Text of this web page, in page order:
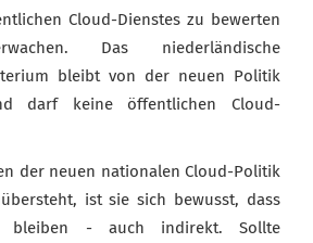
Cloud-Dienstes zu bewerten
Das niederländische
bleibt von der neuen Politik
darf keine öffentlichen Cloud-
der neuen nationalen Cloud-Politik
ist sie sich bewusst, dass
bleiben - auch indirekt. Sollte